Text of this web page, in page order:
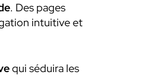
. Des pages
intuitive et
qui séduira les